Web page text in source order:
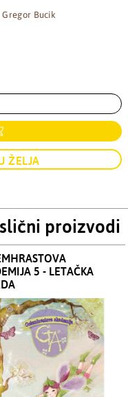
Bucik
ŽELJA
slični proizvodi
5 - LETAČKA